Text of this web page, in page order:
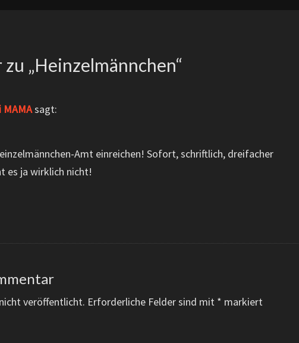
„Heinzelmännchen“
MAMAsagt:
Amt einreichen! Sofort, schriftlich, dreifacher
es ja wirklich nicht!
veröffentlicht. Erforderliche Felder sind mit * markiert